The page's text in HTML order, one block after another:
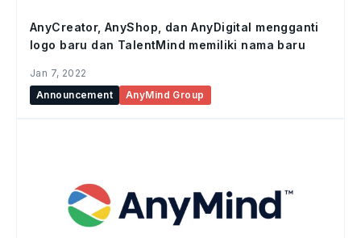
AnyCreator, AnyShop, dan AnyDigital mengganti
logo baru dan TalentMind memiliki nama baru
Jan 7, 2022
Announcement
AnyMind Group